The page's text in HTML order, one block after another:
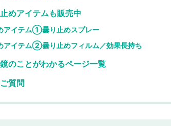
めアイテムも販売中
アイテム①曇り止めスプレー
アイテム②曇り止めフィルム／効果長持ち
のことがわかるページ一覧
質問